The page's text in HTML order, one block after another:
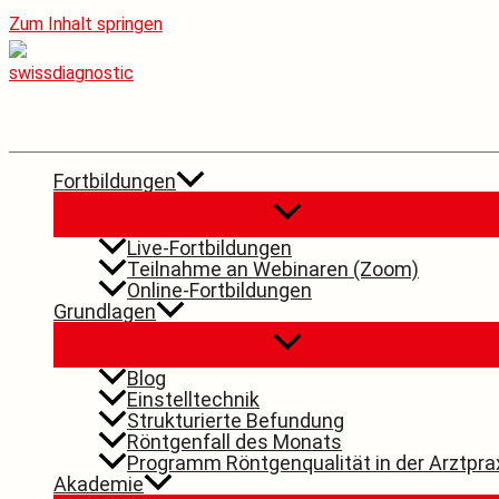
Zum Inhalt springen
Fortbildungen
Live-Fortbildungen
Teilnahme an Webinaren (Zoom)
Online-Fortbildungen
Grundlagen
Blog
Einstelltechnik
Strukturierte Befundung
Röntgenfall des Monats
Programm Röntgenqualität in der
Akademie